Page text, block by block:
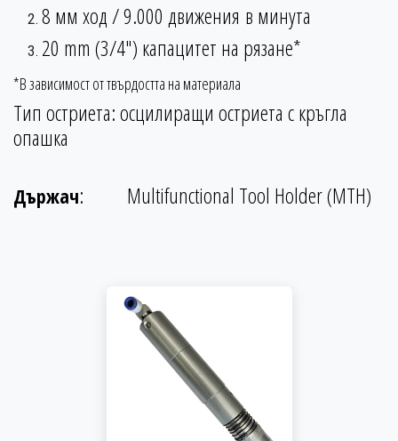
8 мм ход / 9.000 движения в минута
20 mm (3/4") капацитет на рязане*
*В зависимост от твърдостта на материала
Тип остриета: осцилиращи остриета с кръгла
опашка
Държач: Multifunctional Tool Holder (MTH)